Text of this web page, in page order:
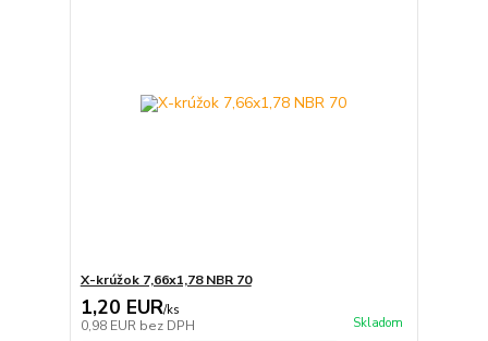
X-krúžok 7,66x1,78 NBR 70
1,20 EUR/ks
0,98 EUR bez DPH Skladom